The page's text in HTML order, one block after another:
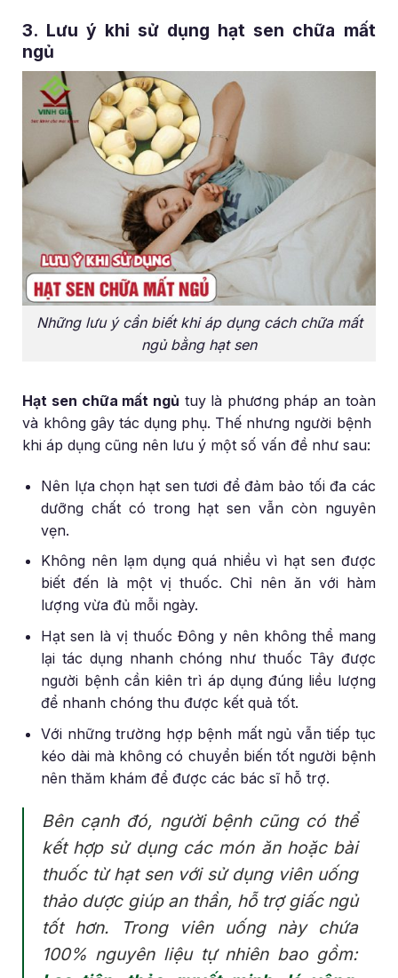
3. Lưu ý khi sử dụng hạt sen chữa mất
ngủ
Những lưu ý cần biết khi áp dụng cách chữa mất
ngủ bằng hạt sen
Hạt sen chữa mất ngủ tuy là phương pháp an toàn
và không gây tác dụng phụ. Thế nhưng người bệnh
khi áp dụng cũng nên lưu ý một số vấn đề như sau:
Nên lựa chọn hạt sen tươi để đảm bảo tối đa các
dưỡng chất có trong hạt sen vẫn còn nguyên
vẹn.
Không nên lạm dụng quá nhiều vì hạt sen được
biết đến là một vị thuốc. Chỉ nên ăn với hàm
lượng vừa đủ mỗi ngày.
Hạt sen là vị thuốc Đông y nên không thể mang
lại tác dụng nhanh chóng như thuốc Tây được
người bệnh cần kiên trì áp dụng đúng liều lượng
để nhanh chóng thu được kết quả tốt.
Với những trường hợp bệnh mất ngủ vẫn tiếp tục
kéo dài mà không có chuyển biến tốt người bệnh
nên thăm khám để được các bác sĩ hỗ trợ.
Bên cạnh đó, người bệnh cũng có thể
kết hợp sử dụng các món ăn hoặc bài
thuốc từ hạt sen với sử dụng viên uống
thảo dược giúp an thần, hỗ trợ giấc ngủ
tốt hơn. Trong viên uống này chứa
100% nguyên liệu tự nhiên bao gồm: